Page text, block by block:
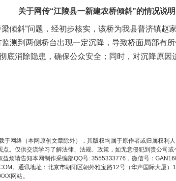
关于网传“江陵县一新建农桥倾斜”的情况说明
斜”问题，经初步核实，该桥为我县普济镇赵
测到两侧桥台出现一定沉降，导致桥面局部有
底消除隐患，确保公众安全；同时，对沉降原因
于网络（本网原创文章除外），其版权均属于原作者或归属权利
。仅供交流学习了解法律、法规、政策，如无意侵犯到贵公司
烦请告知本网制作采编部QQ号: 3555333776，微信号：
。通讯地址：北京市朝阳区朝外雅宝路12号（华声国际大厦
网站。